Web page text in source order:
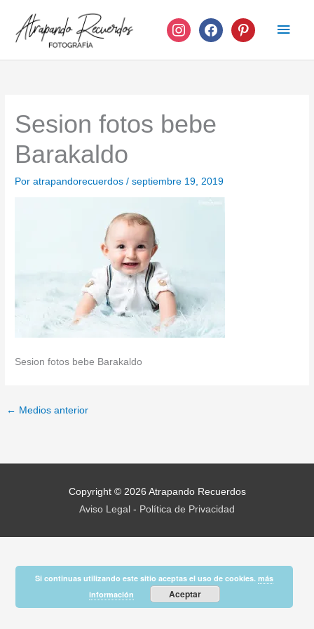
contenido
instagramfacebook pinterest
Sesion fotos bebe
Barakaldo
Poratrapandorecuerdos/septiembre 19, 2019
Sesion fotos bebe Barakaldo
← Medios anterior
Copyright © 2026 Atrapando Recuerdos
Aviso Legal - Política de Privacidad
Si continuas utilizando este sitio aceptas el uso de cookies.más
información
Aceptar